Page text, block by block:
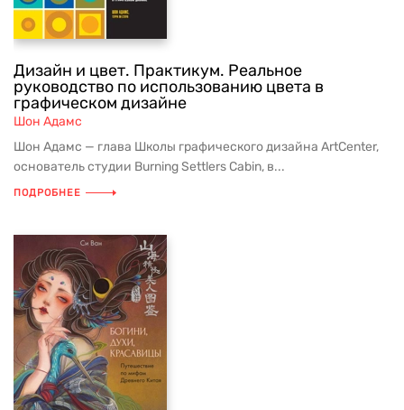
Дизайн и цвет. Практикум. Реальное
руководство по использованию цвета в
графическом дизайне
Шон Адамс
Шон Адамс — глава Школы графического дизайна ArtCenter,
основатель студии Burning Settlers Cabin, в...
ПОДРОБНЕЕ